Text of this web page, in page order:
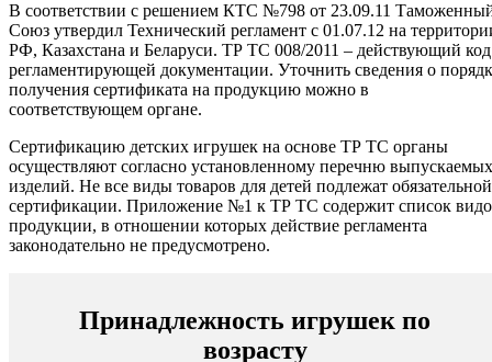
В соответствии с решением КТС №798 от 23.09.11
Союз утвердил Технический регламент с 01.07.12 на
РФ, Казахстана и Беларуси. ТР ТС 008/2011 – действующий код
регламентирующей документации. Уточнить сведения о
получения сертификата на продукцию можно в
соответствующем органе.
Сертификацию детских игрушек на основе ТР ТС органы
осуществляют согласно установленному перечню выпускаемых
изделий. Не все виды товаров для детей подлежат обязательной
сертификации. Приложение №1 к ТР ТС содержит список
продукции, в отношении которых действие регламента
законодательно не предусмотрено.
Принадлежность игрушек по
возрасту